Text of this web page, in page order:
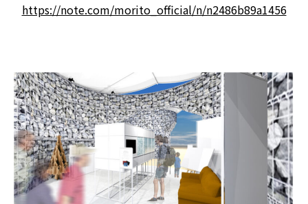
https://note.com/morito_official/n/n2486b89a1456